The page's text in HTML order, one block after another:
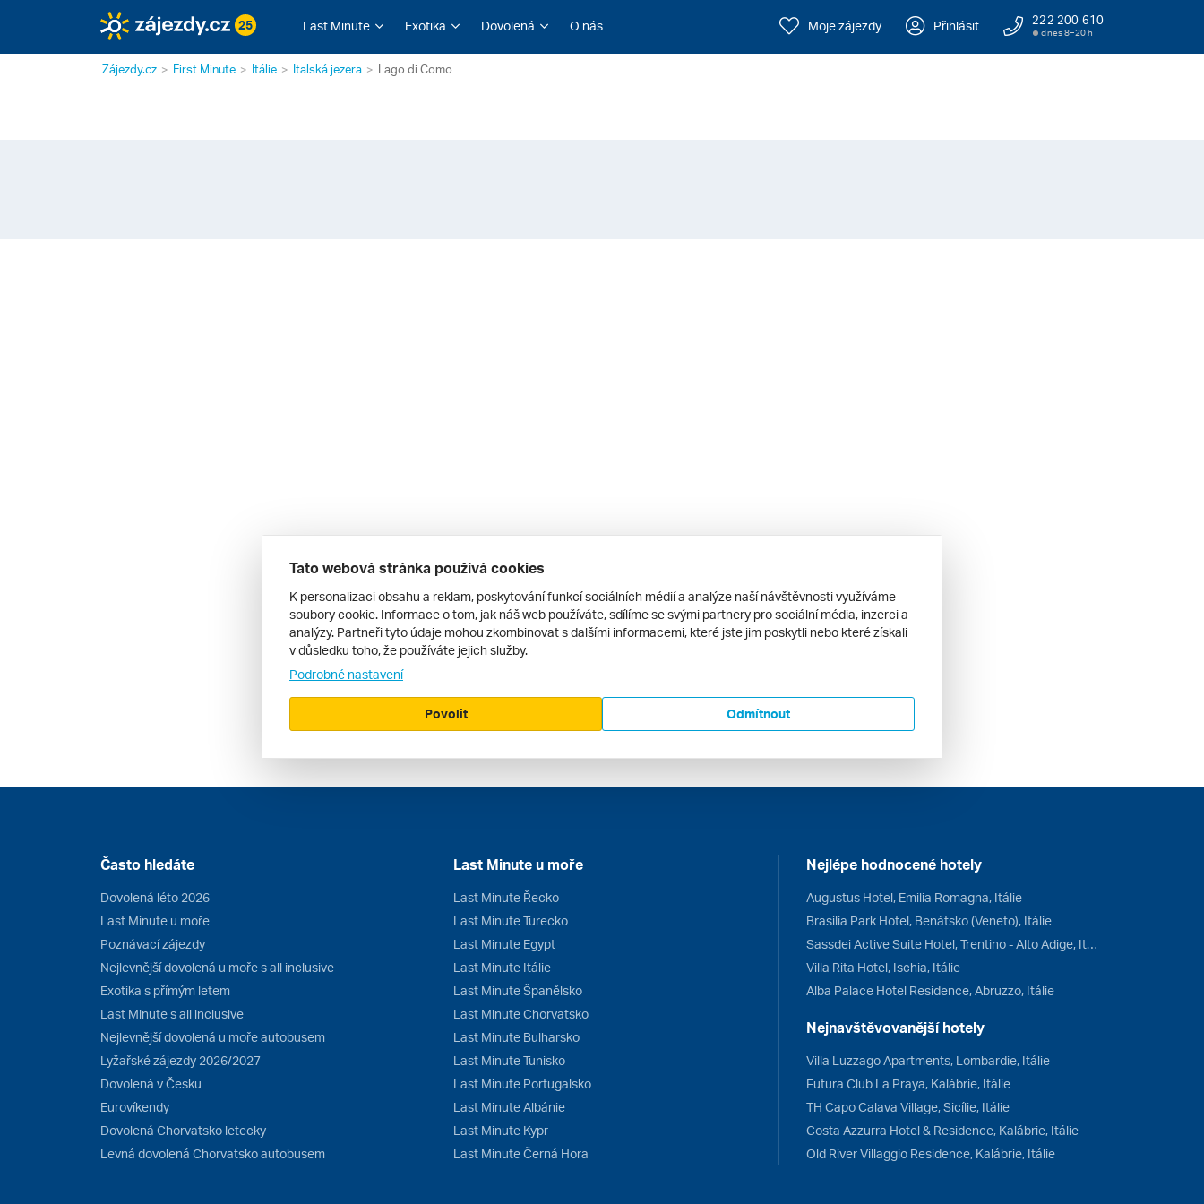
25 Last Minute Exotika Dovolená O nás Moje zájezdy Přihlásit 222 200 610
dnes 8–20 h
Zájezdy.cz First Minute Itálie Italská jezera Lago di Como
Často hledáte
Dovolená léto 2026
Last Minute u moře
Poznávací zájezdy
Nejlevnější dovolená u moře s all inclusive
Exotika s přímým letem
Last Minute s all inclusive
Nejlevnější dovolená u moře autobusem
Lyžařské zájezdy 2026/2027
Dovolená v Česku
Eurovíkendy
Dovolená Chorvatsko letecky
Levná dovolená Chorvatsko autobusem
Last Minute u moře
Last Minute Řecko
Last Minute Turecko
Last Minute Egypt
Last Minute Itálie
Last Minute Španělsko
Last Minute Chorvatsko
Last Minute Bulharsko
Last Minute Tunisko
Last Minute Portugalsko
Last Minute Albánie
Last Minute Kypr
Last Minute Černá Hora
Nejlépe hodnocené hotely
Augustus Hotel, Emilia Romagna, Itálie
Brasilia Park Hotel, Benátsko (Veneto), Itálie
Sassdei Active Suite Hotel, Trentino - Alto Adige, Itálie
Villa Rita Hotel, Ischia, Itálie
Alba Palace Hotel Residence, Abruzzo, Itálie
Nejnavštěvovanější hotely
Villa Luzzago Apartments, Lombardie, Itálie
Futura Club La Praya, Kalábrie, Itálie
TH Capo Calava Village, Sicílie, Itálie
Costa Azzurra Hotel & Residence, Kalábrie, Itálie
Old River Villaggio Residence, Kalábrie, Itálie
Tato webová stránka používá cookies
K personalizaci obsahu a reklam, poskytování funkcí sociálních médií a analýze naší návštěvnosti využíváme
soubory cookie. Informace o tom, jak náš web používáte, sdílíme se svými partnery pro sociální média, inzerci a
analýzy. Partneři tyto údaje mohou zkombinovat s dalšími informacemi, které jste jim poskytli nebo které získali
v důsledku toho, že používáte jejich služby.
Podrobné nastavení
Odmítnout
Povolit